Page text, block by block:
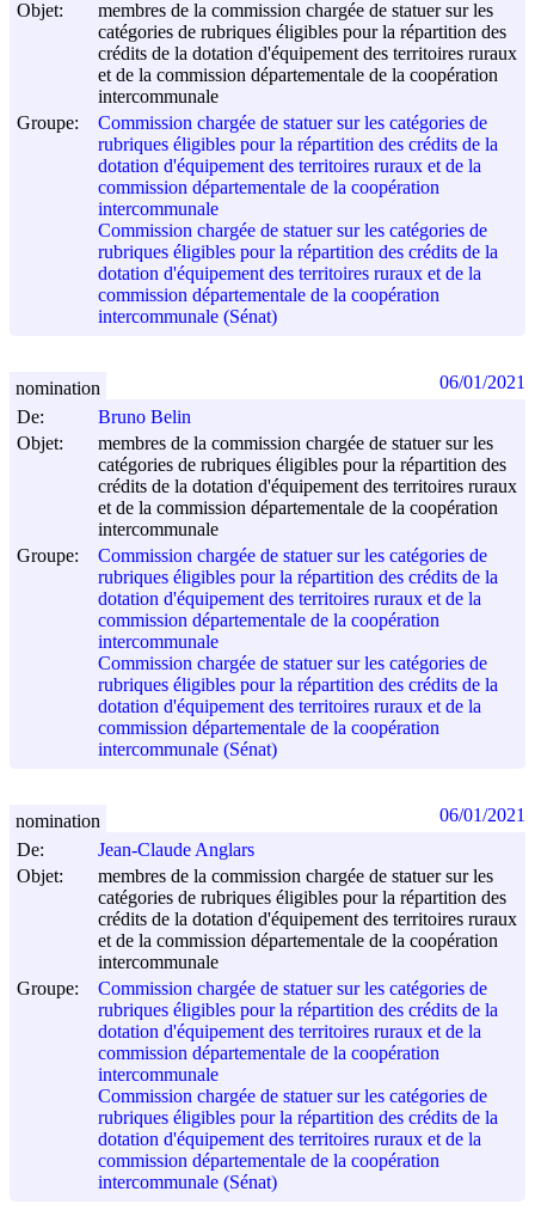
Objet:
membres de la commission chargée de statuer sur les
catégories de rubriques éligibles pour la répartition des
crédits de la dotation d'équipement des territoires ruraux
et de la commission départementale de la coopération
intercommunale
Groupe:
Commission chargée de statuer sur les catégories de
rubriques éligibles pour la répartition des crédits de la
dotation d'équipement des territoires ruraux et de la
commission départementale de la coopération
intercommunale
Commission chargée de statuer sur les catégories de
rubriques éligibles pour la répartition des crédits de la
dotation d'équipement des territoires ruraux et de la
commission départementale de la coopération
intercommunale (Sénat)
De:
Bruno Belin
Objet:
membres de la commission chargée de statuer sur les
catégories de rubriques éligibles pour la répartition des
crédits de la dotation d'équipement des territoires ruraux
et de la commission départementale de la coopération
intercommunale
Groupe:
Commission chargée de statuer sur les catégories de
rubriques éligibles pour la répartition des crédits de la
dotation d'équipement des territoires ruraux et de la
commission départementale de la coopération
intercommunale
Commission chargée de statuer sur les catégories de
rubriques éligibles pour la répartition des crédits de la
dotation d'équipement des territoires ruraux et de la
commission départementale de la coopération
intercommunale (Sénat)
nomination 06/01/2021
De:
Jean-Claude Anglars
Objet:
membres de la commission chargée de statuer sur les
catégories de rubriques éligibles pour la répartition des
crédits de la dotation d'équipement des territoires ruraux
et de la commission départementale de la coopération
intercommunale
Groupe:
Commission chargée de statuer sur les catégories de
rubriques éligibles pour la répartition des crédits de la
dotation d'équipement des territoires ruraux et de la
commission départementale de la coopération
intercommunale
Commission chargée de statuer sur les catégories de
rubriques éligibles pour la répartition des crédits de la
dotation d'équipement des territoires ruraux et de la
commission départementale de la coopération
intercommunale (Sénat)
nomination 06/01/2021